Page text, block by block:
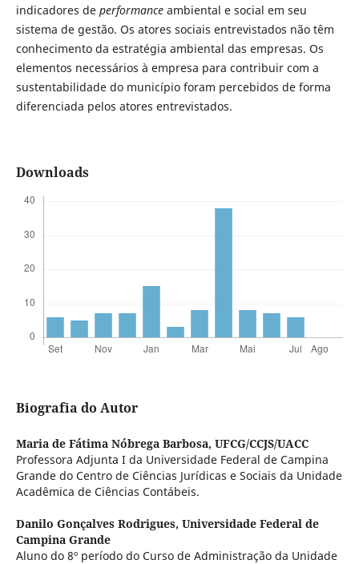
indicadores de performanceambiental e social em seu
sistema de gestão. Os atores sociais entrevistados não têm
conhecimento da estratégia ambiental das empresas. Os
elementos necessários à empresa para contribuir com a
sustentabilidade do município foram percebidos de forma
diferenciada pelos atores entrevistados.
Downloads
Biografia do Autor
Maria de Fátima Nóbrega Barbosa, UFCG/CCJS/UACC
Professora Adjunta I da Universidade Federal de Campina
Grande do Centro de Ciências Jurídicas e Sociais da Unidade
Acadêmica de Ciências Contábeis.
Danilo Gonçalves Rodrigues, Universidade Federal de
Campina Grande
Aluno do 8º período do Curso de Administração da Unidade